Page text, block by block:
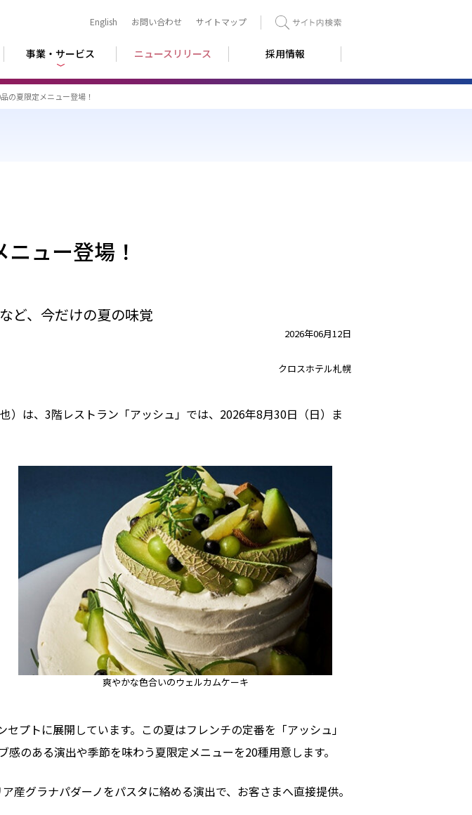
English お問い合わせ サイトマップ
事業・サービス ニュースリリース 採用情報
の夏限定メニュー登場！
ュー登場！
ど、今だけの夏の味覚
2026年06月12日
クロスホテル札幌
）は、3階レストラン「アッシュ」では、2026年8月30日（日）ま
爽やかな色合いのウェルカムケーキ
プトに展開しています。この夏はフレンチの定番を「アッシュ」
のある演出や季節を味わう夏限定メニューを20種用意します。
グラナパダーノをパスタに絡める演出で、お客さまへ直接提供。